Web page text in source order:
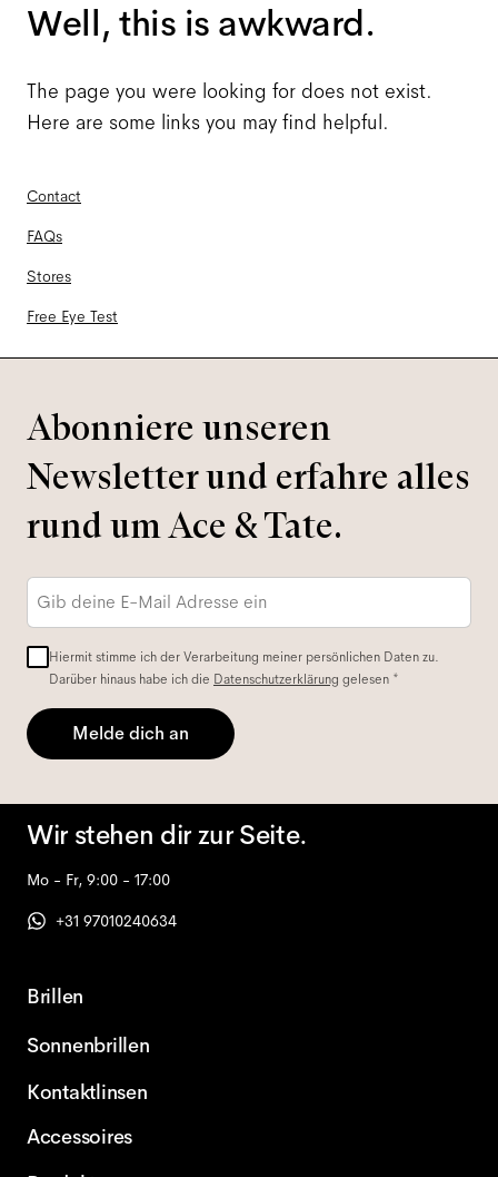
Well, this is awkward.
The page you were looking for does not exist.
Here are some links you may find helpful.
Contact
FAQs
Stores
Free Eye Test
Abonniere unseren
Newsletter und erfahre alles
rund um Ace & Tate.
E-
Mail-
Hiermit stimme ich der Verarbeitung meiner persönlichen Daten zu.
Darüber hinaus habe ich die Datenschutzerklärung gelesen *
Melde dich an
Wir stehen dir zur Seite.
Mo - Fr, 9:00 - 17:00
+31 97010240634
Brillen
Sonnenbrillen
Kontaktlinsen
Accessoires